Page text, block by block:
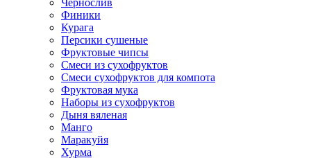
Чернослив
Финики
Курага
Персики сушеные
Фруктовые чипсы
Смеси из сухофруктов
Смеси сухофруктов для компота
Фруктовая мука
Наборы из сухофруктов
Дыня вяленая
Манго
Маракуйя
Хурма